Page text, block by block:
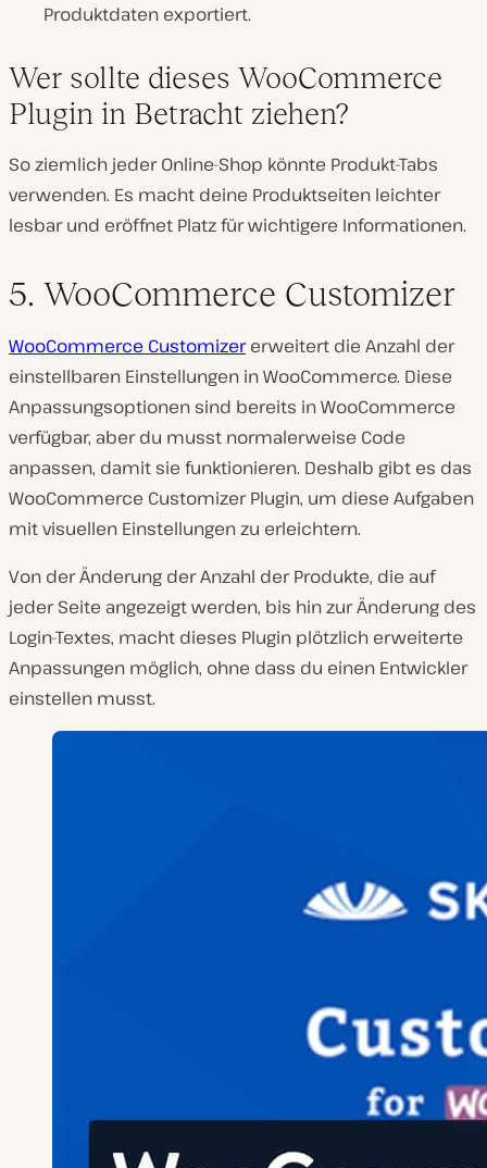
Produktdaten exportiert.
Wer sollte dieses WooCommerce
Plugin in Betracht ziehen?
So ziemlich jeder Online-Shop könnte Produkt-Tabs
verwenden. Es macht deine Produktseiten leichter
lesbar und eröffnet Platz für wichtigere Informationen.
5. WooCommerce Customizer
WooCommerce Customizererweitert die Anzahl der
einstellbaren Einstellungen in WooCommerce. Diese
Anpassungsoptionen sind bereits in WooCommerce
verfügbar, aber du musst normalerweise Code
anpassen, damit sie funktionieren. Deshalb gibt es das
WooCommerce Customizer Plugin, um diese Aufgaben
mit visuellen Einstellungen zu erleichtern.
Von der Änderung der Anzahl der Produkte, die auf
jeder Seite angezeigt werden, bis hin zur Änderung des
Login-Textes, macht dieses Plugin plötzlich erweiterte
Anpassungen möglich, ohne dass du einen Entwickler
einstellen musst.